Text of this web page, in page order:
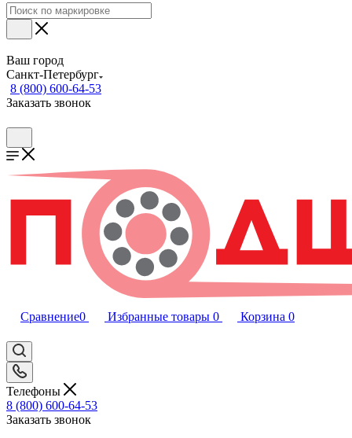
Ваш город
Санкт-Петербург
8 (800) 600-64-53
Заказать звонок
Сравнение0 Избранные товары 0 Корзина 0
Телефоны
8 (800) 600-64-53
Заказать звонок